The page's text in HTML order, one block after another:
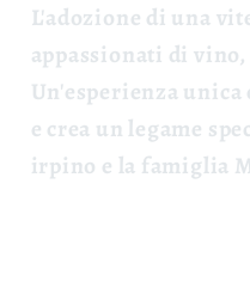
L'adozione di una
appassionati di
Un'esperienza
e crea un legame
irpino e la famiglia